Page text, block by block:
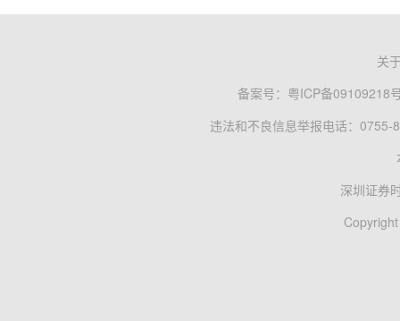
关
备案号： 粤ICP备09109218
违法和不良信息举报电话：0755-
深圳证券